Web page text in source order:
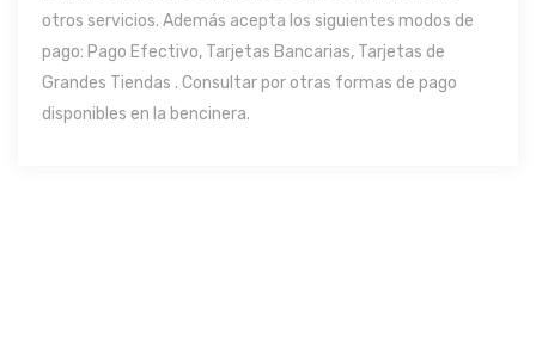
otros servicios. Además acepta los siguientes modos de
pago: Pago Efectivo, Tarjetas Bancarias, Tarjetas de
Grandes Tiendas . Consultar por otras formas de pago
disponibles en la bencinera.